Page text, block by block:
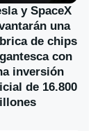
y SpaceX
una
de chips
con
inversión
de 16.800